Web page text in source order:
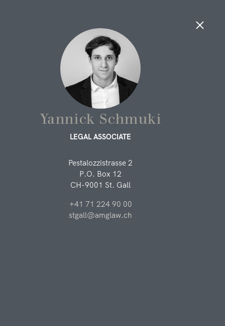
People
LAWYERS, LEGAL ASSOCIATES
AND SUPPORT
You can find out more about the lawyers and legal
associates of our law firm here. We will be happy to advise
Lukas Metzler
Yannick Schmuki
LEGAL ASSOCIATE
Pestalozzistrasse 2
P.O. Box 12
CH-9001 St. Gall
+41 71 224 90 00
stgall@amglaw.ch